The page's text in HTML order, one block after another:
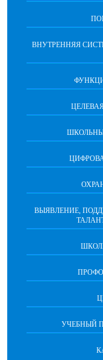
ВНУТРЕННЯЯ
ВЫЯВЛЕНИЕ,
УЧЕБНЫЙ